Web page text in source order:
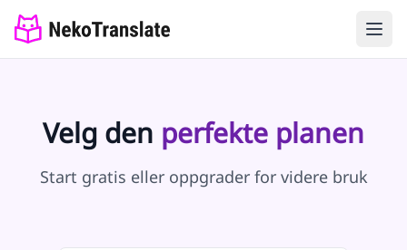
Velg den perfekte planen
Start gratis eller oppgrader for videre bruk